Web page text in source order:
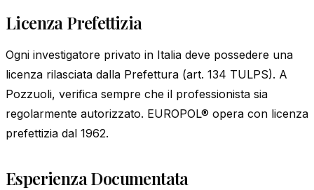
Licenza Prefettizia
Ogni investigatore privato in Italia deve possedere una
licenza rilasciata dalla Prefettura (art. 134 TULPS). A
Pozzuoli, verifica sempre che il professionista sia
regolarmente autorizzato. EUROPOL® opera con licenza
prefettizia dal 1962.
Esperienza Documentata